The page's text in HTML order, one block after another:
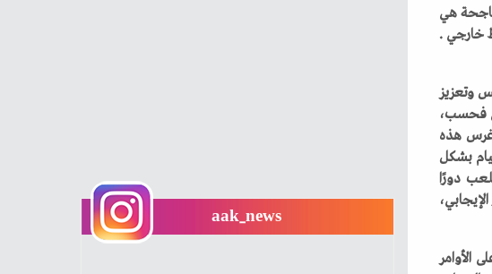
‬التي‭ ‬تجعل‭ ‬الطفل‭ ‬يعيش‭ ‬القيم‭ ‬الدينية‭ ‬لا‭ ‬أن‭ ‬يحفظها‭ ‬فقط،‭ ‬حيث‭ ‬يتبناها‭ ‬عن‭ ‬اقتناع‭ ‬داخلي،‭ ‬وليس‭ ‬استجابةً‭ ‬لضغط‭ ‬خارجي‭.
aak_news